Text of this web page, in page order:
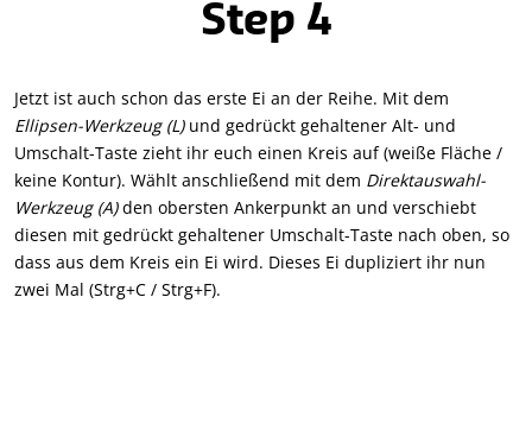
Step 4
Jetzt ist auch schon das erste Ei an der Reihe. Mit dem
Ellipsen-Werkzeug (L)und gedrückt gehaltener Alt- und
Umschalt-Taste zieht ihr euch einen Kreis auf (weiße Fläche /
keine Kontur). Wählt anschließend mit dem Direktauswahl-
Werkzeug (A)den obersten Ankerpunkt an und verschiebt
diesen mit gedrückt gehaltener Umschalt-Taste nach oben, so
dass aus dem Kreis ein Ei wird. Dieses Ei dupliziert ihr nun
zwei Mal (Strg+C / Strg+F).